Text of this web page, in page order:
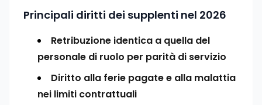
Principali diritti dei supplenti nel 2026
Retribuzione identica a quella del
personale di ruolo per parità di servizio
Diritto alla ferie pagate e alla malattia
nei limiti contrattuali